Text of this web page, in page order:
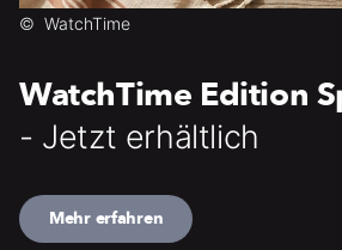
© WatchTime
WatchTime Edition
- Jetzt erhältlich
Mehr erfahren